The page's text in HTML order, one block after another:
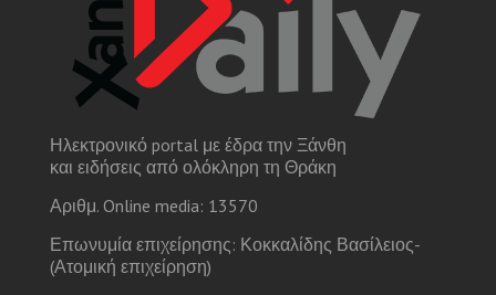
Ηλεκτρονικό portal με έδρα την Ξάνθη
και ειδήσεις από ολόκληρη τη Θράκη
Αριθμ. Online media: 13570
Επωνυμία επιχείρησης: Κοκκαλίδης Βασίλειος-
(Ατομική επιχείρηση)